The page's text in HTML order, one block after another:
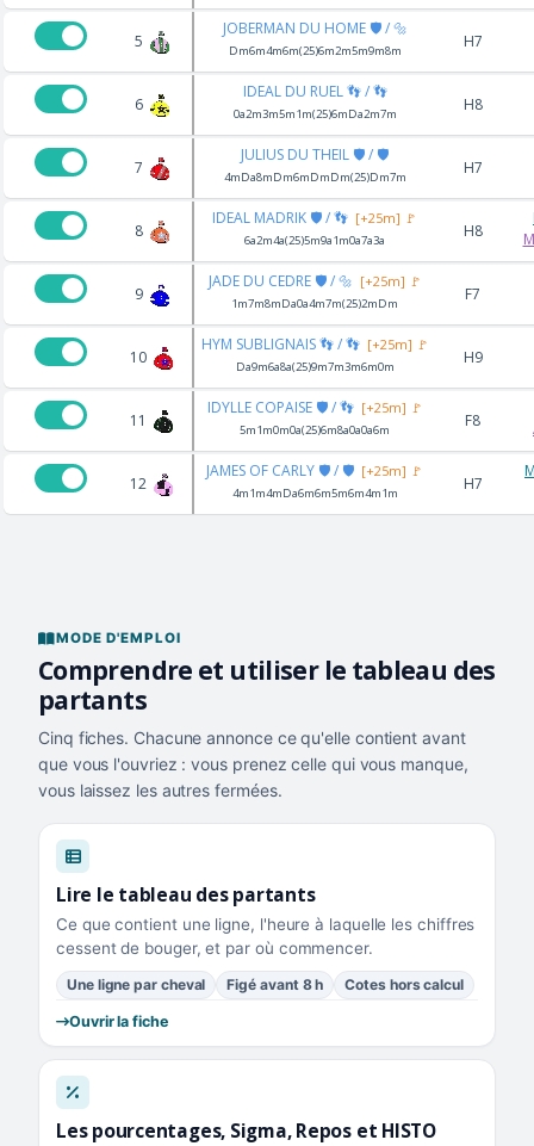
5
JOBERMAN DU HOME 🛡️ / 🔩
Dm6m4m6m(25)6m2m5m9m8m H7
6
IDEAL DU RUEL 👣 / 👣
0a2m3m5m1m(25)6mDa2m7m H8
7
JULIUS DU THEIL 🛡️ / 🛡️
4mDa8mDm6mDmDm(25)Dm7m H7
8
IDEAL MADRIK 🛡️ / 👣 [+25m] 🚩
6a2m4a(25)5m9a1m0a7a3a H8
9
JADE DU CEDRE 🛡️ / 🔩 [+25m] 🚩
1m7m8mDa0a4m7m(25)2mDm F7
10
HYM SUBLIGNAIS 👣 / 👣 [+25m] 🚩
Da9m6a8a(25)9m7m3m6m0m H9
11
IDYLLE COPAISE 🛡️ / 👣 [+25m] 🚩
5m1m0m0a(25)6m8a0a0a6m F8
12
JAMES OF CARLY 🛡️ / 🛡️ [+25m] 🚩
4m1m4mDa6m6m5m6m4m1m H7
MODE D'EMPLOI
Comprendre et utiliser le tableau des
partants
Cinq fiches. Chacune annonce ce qu'elle contient avant
que vous l'ouvriez : vous prenez celle qui vous manque,
vous laissez les autres fermées.
Lire le tableau des partants
Ce que contient une ligne, l'heure à laquelle les chiffres
cessent de bouger, et par où commencer.
Une ligne par cheval Figé avant 8 h Cotes hors calcul
Ouvrir la fiche
Les pourcentages, Sigma, Repos et HISTO